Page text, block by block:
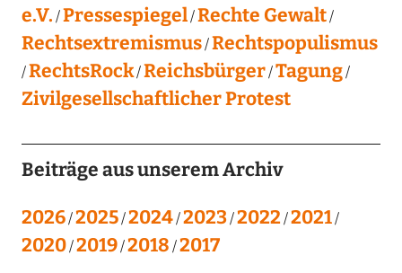
e.V. Pressespiegel Rechte Gewalt
Rechtsextremismus Rechtspopulismus
RechtsRock Reichsbürger Tagung
Zivilgesellschaftlicher Protest
Beiträge aus unserem Archiv
2026 2025 2024 2023 2022 2021
2020 2019 2018 2017